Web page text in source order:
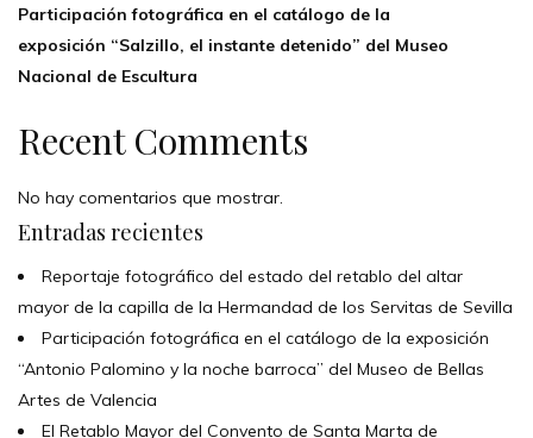
Participación fotográfica en el catálogo de la
exposición “Salzillo, el instante detenido” del Museo
Nacional de Escultura
Recent Comments
No hay comentarios que mostrar.
Entradas recientes
Reportaje fotográfico del estado del retablo del altar
mayor de la capilla de la Hermandad de los Servitas de Sevilla
Participación fotográfica en el catálogo de la exposición
“Antonio Palomino y la noche barroca” del Museo de Bellas
Artes de Valencia
El Retablo Mayor del Convento de Santa Marta de